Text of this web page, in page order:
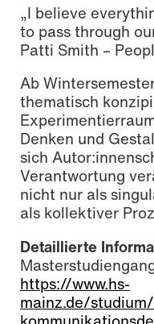
„I believe
to pass through
Patti Smith –
Ab
thematisch
Denken und
sich
Verantwortung
nicht nur als
als kollektiver
Detaillierte
https://www.hs-
mainz.de/